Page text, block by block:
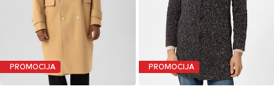
PROMOCIJA PROMOCIJA